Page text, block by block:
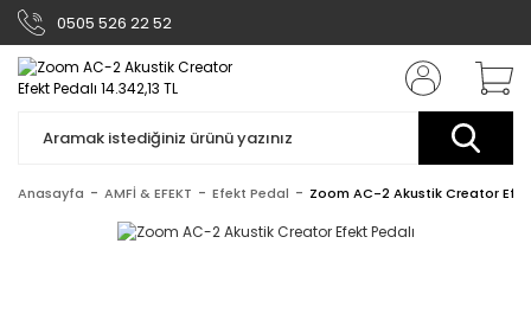
0505 526 22 52
Anasayfa AMFİ & EFEKT Efekt Pedal Zoom AC-2 Akustik Creator